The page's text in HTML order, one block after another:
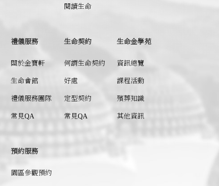
閱讀生命
禮儀服務
關於金寶軒
生命會館
禮儀服務團隊
常見QA
生命契約
何謂生命契約
好處
定型契約
常見QA
生命金學苑
資訊總覽
課程活動
殯葬知識
其他資訊
預約服務
園區參觀預約